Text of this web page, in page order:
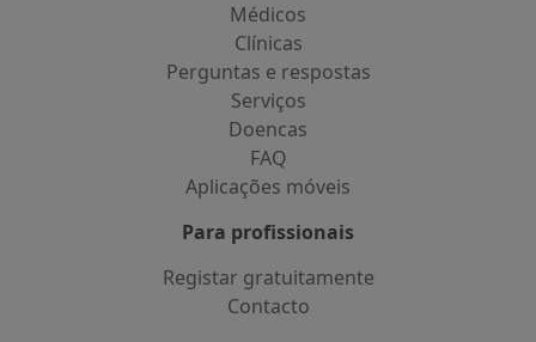
Médicos
Clínicas
Perguntas e respostas
Serviços
Doencas
FAQ
Aplicações móveis
Para profissionais
Registar gratuitamente
Contacto